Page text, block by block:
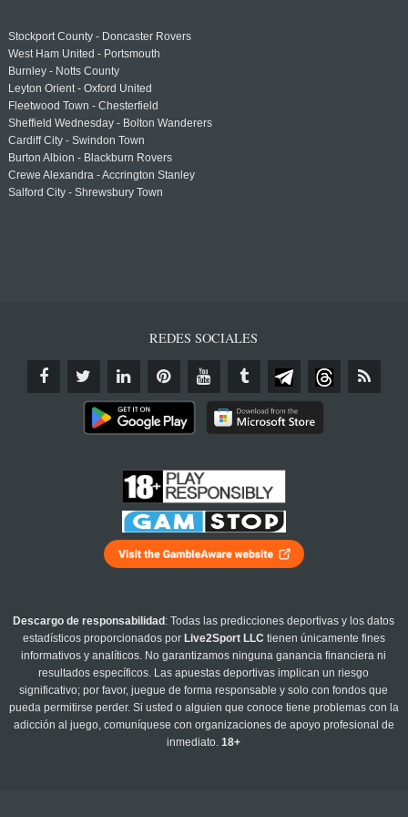
Stockport County - Doncaster Rovers
West Ham United - Portsmouth
Burnley - Notts County
Leyton Orient - Oxford United
Fleetwood Town - Chesterfield
Sheffield Wednesday - Bolton Wanderers
Cardiff City - Swindon Town
Burton Albion - Blackburn Rovers
Crewe Alexandra - Accrington Stanley
Salford City - Shrewsbury Town
REDES SOCIALES
Descargo de responsabilidad : Todas las predicciones deportivas y los datos
estadísticos proporcionados por Live2Sport LLC tienen únicamente fines
informativos y analíticos. No garantizamos ninguna ganancia financiera ni
resultados específicos. Las apuestas deportivas implican un riesgo
significativo; por favor, juegue de forma responsable y solo con fondos que
pueda permitirse perder. Si usted o alguien que conoce tiene problemas con la
adicción al juego, comuníquese con organizaciones de apoyo profesional de
inmediato.18+